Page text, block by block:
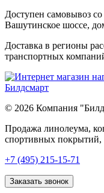
Доступен самовывоз
Вашутинское шоссе,
Доставка в регионы
транспортных
© 2026 Компания
Продажа линолеума,
спортивных покрытий,
Explore
lists
+7 (495) 215-15-71
Заказать звонок